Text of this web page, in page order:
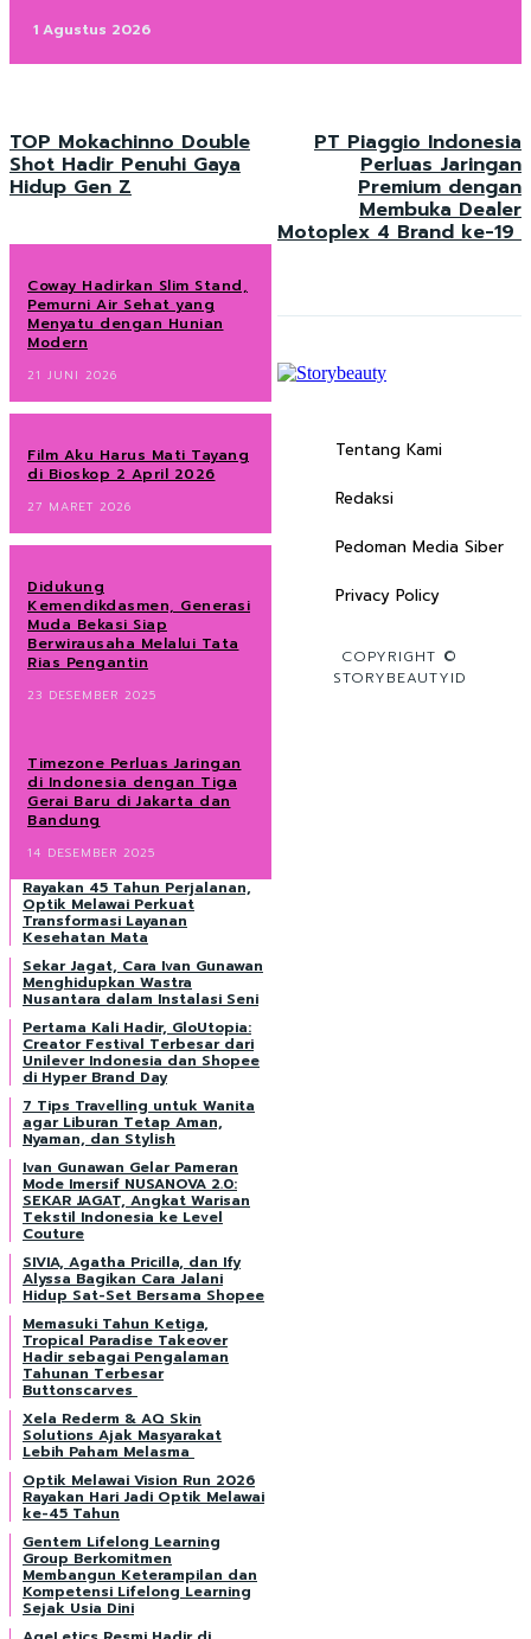
1 Agustus 2026
TOP Mokachinno Double
Shot Hadir Penuhi Gaya
Hidup Gen Z
PT Piaggio Indonesia
Perluas Jaringan
Premium dengan
Membuka Dealer
Motoplex 4 Brand ke-19
Coway Hadirkan Slim Stand,
Pemurni Air Sehat yang
Menyatu dengan Hunian
Modern
21 JUNI 2026
Film Aku Harus Mati Tayang
di Bioskop 2 April 2026
27 MARET 2026
Didukung
Kemendikdasmen, Generasi
Muda Bekasi Siap
Berwirausaha Melalui Tata
Rias Pengantin
23 DESEMBER 2025
Timezone Perluas Jaringan
di Indonesia dengan Tiga
Gerai Baru di Jakarta dan
Bandung
14 DESEMBER 2025
Rayakan 45 Tahun Perjalanan,
Optik Melawai Perkuat
Transformasi Layanan
Kesehatan Mata
Sekar Jagat, Cara Ivan Gunawan
Menghidupkan Wastra
Nusantara dalam Instalasi Seni
Pertama Kali Hadir, GloUtopia:
Creator Festival Terbesar dari
Unilever Indonesia dan Shopee
di Hyper Brand Day
7 Tips Travelling untuk Wanita
agar Liburan Tetap Aman,
Nyaman, dan Stylish
Ivan Gunawan Gelar Pameran
Mode Imersif NUSANOVA 2.0:
SEKAR JAGAT, Angkat Warisan
Tekstil Indonesia ke Level
Couture
SIVIA, Agatha Pricilla, dan Ify
Alyssa Bagikan Cara Jalani
Hidup Sat-Set Bersama Shopee
Memasuki Tahun Ketiga,
Tropical Paradise Takeover
Hadir sebagai Pengalaman
Tahunan Terbesar
Buttonscarves
Xela Rederm & AQ Skin
Solutions Ajak Masyarakat
Lebih Paham Melasma
Optik Melawai Vision Run 2026
Rayakan Hari Jadi Optik Melawai
ke-45 Tahun
Gentem Lifelong Learning
Group Berkomitmen
Membangun Keterampilan dan
Kompetensi Lifelong Learning
Sejak Usia Dini
Tentang Kami
Redaksi
Pedoman Media Siber
Privacy Policy
COPYRIGHT ©
STORYBEAUTYID